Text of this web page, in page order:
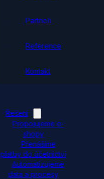
Partneři
Reference
Kontakt
Řešení
Propojujeme e-
shopy
Přenášíme
platby do účetnictví
Automatizujeme
data a procesy